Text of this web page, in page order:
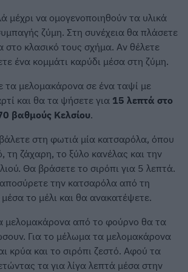
μέχρι να ομογενοποιηθούν τα υλικά
ζύμη. Στη συνέχεια θα πλάσετε
κλασικό τους σχήμα. Αν θέλετε
ένα κομμάτι καρύδι μέσα στη ζύμη.
τα μελομακάρονα σε ένα ταψί με
και θα τα ψήσετε για 15 λεπτά στο
βαθμούς Κελσίου.
στη φωτιά μία κατσαρόλα, όπου
τη ζάχαρη, το ξύλο κανέλας και την
Θα βράσετε το σιρόπι για 5 λεπτά.
την κατσαρόλα από τη
το μέλι και θα ανακατέψετε.
μελομακάρονα από το φούρνο θα τα
Για το μέλωμα τα μελομακάρονα
κρύα και το σιρόπι ζεστό. Αφού τα
τα για λίγα λεπτά μέσα στην